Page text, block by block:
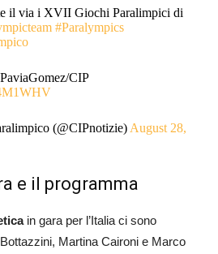
il via i XVII Giochi Paralimpici di
#Paralympics
CIP
(@CIPnotizie) August 28,
e il programma
in gara per l’Italia ci sono
Martina Caironi e Marco